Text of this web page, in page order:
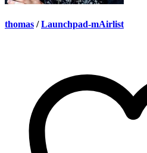
thomas / Launchpad-mAirlist